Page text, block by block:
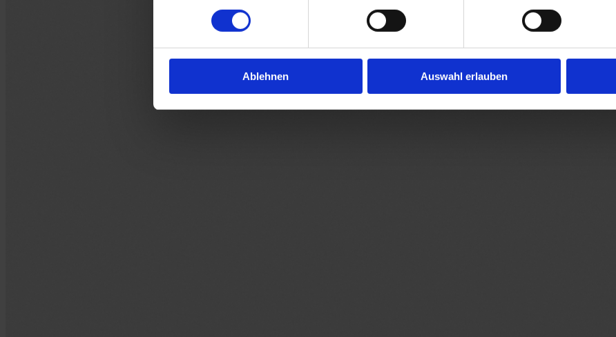
Ablehnen Auswahl erlauben